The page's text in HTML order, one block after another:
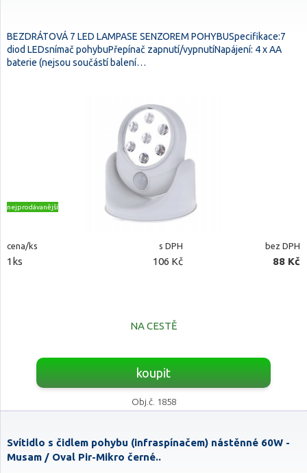
BEZDRÁTOVÁ 7 LED LAMPASE SENZOREM POHYBUSpecifikace:7
diod LEDsnímač pohybuPřepínač zapnutí/vypnutíNapájení: 4 x AA
baterie (nejsou součástí balení…
nejprodávanější
cena/ks s DPH bez DPH
1ks 106 Kč 88 Kč
NA CESTĚ
koupit
Obj.č. 1858
Svítidlo s čidlem pohybu (infraspínačem) nástěnné 60W -
Musam / Oval Pir-Mikro černé..